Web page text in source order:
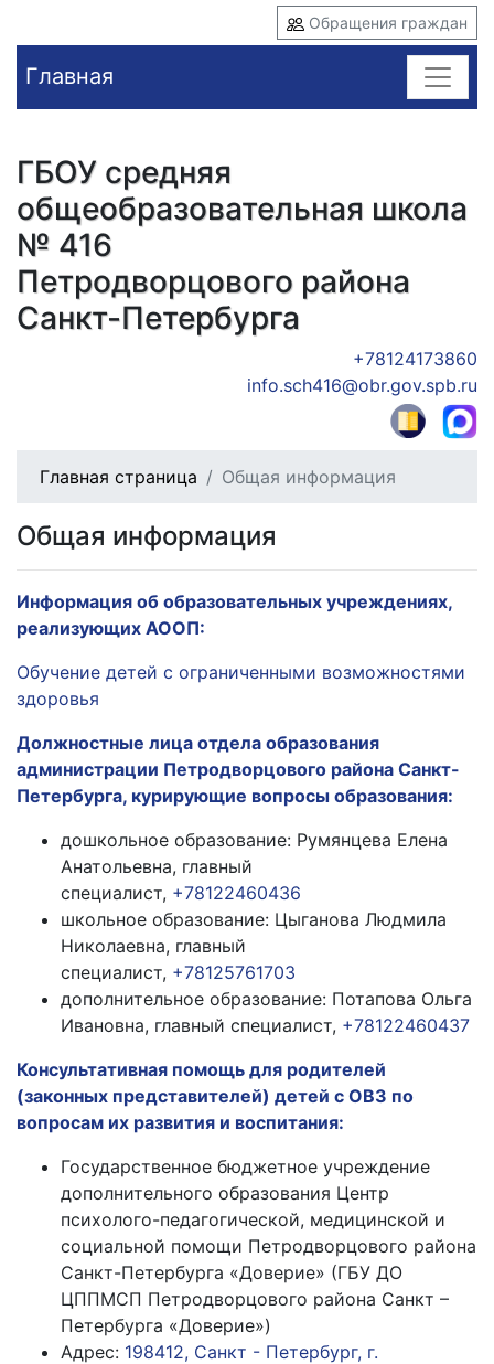
Обращения граждан
Главная
ГБОУ средняя
общеобразовательная школа
№ 416
Петродворцового района
Санкт-Петербурга
+78124173860
info.sch416@obr.gov.spb.ru
Главная страница Общая информация
Общая информация
Информация об образовательных учреждениях,
реализующих АООП:
Обучение детей с ограниченными возможностями
здоровья
Должностные лица отдела образования
администрации Петродворцового района Санкт-
Петербурга, курирующие вопросы образования:
дошкольное образование: Румянцева Елена
Анатольевна, главный
специалист, +78122460436
школьное образование: Цыганова Людмила
Николаевна, главный
специалист, +78125761703
дополнительное образование: Потапова Ольга
Ивановна, главный специалист, +78122460437
Консультативная помощь для родителей
(законных представителей) детей с ОВЗ по
вопросам их развития и воспитания:
Государственное бюджетное учреждение
дополнительного образования Центр
психолого-педагогической, медицинской и
социальной помощи Петродворцового района
Санкт-Петербурга «Доверие» (ГБУ ДО
ЦППМСП Петродворцового района Санкт –
Петербурга «Доверие»)
Адрес: 198412, Санкт - Петербург, г.